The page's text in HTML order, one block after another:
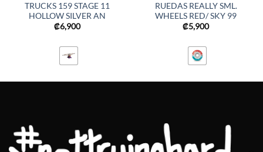
TRUCKS 159 STAGE 11
HOLLOW SILVER AN
₡6,900
RUEDAS REALLY SML.
WHEELS RED/ SKY 99
₡5,900